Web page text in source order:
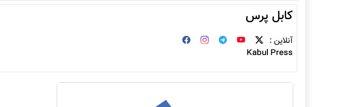
کابل پرس
آنلاین :
Kabul Press